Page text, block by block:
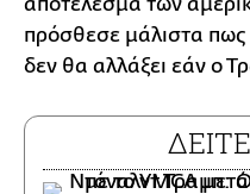
πρόσθεσε μάλιστα πως
δεν θα αλλάξει εάν ο